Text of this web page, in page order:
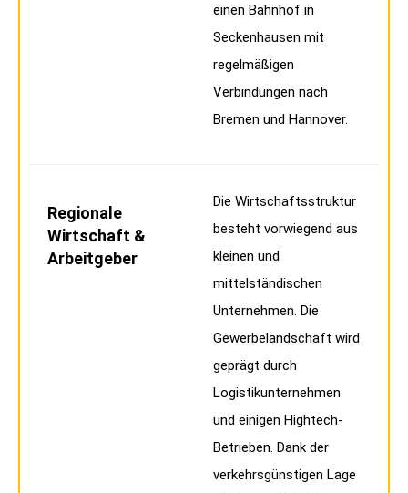
einen Bahnhof in
Seckenhausen mit
regelmäßigen
Verbindungen nach
Bremen und Hannover.
Regionale
Wirtschaft &
Arbeitgeber
Die Wirtschaftsstruktur
besteht vorwiegend aus
kleinen und
mittelständischen
Unternehmen. Die
Gewerbelandschaft wird
geprägt durch
Logistikunternehmen
und einigen Hightech-
Betrieben. Dank der
verkehrsgünstigen Lage